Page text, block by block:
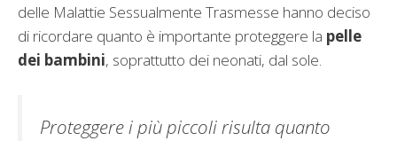
delle Malattie Sessualmente Trasmesse hanno deciso
di ricordare quanto è importante proteggere la pelle
dei bambini, soprattutto dei neonati, dal sole.
Proteggere i più piccoli risulta quanto